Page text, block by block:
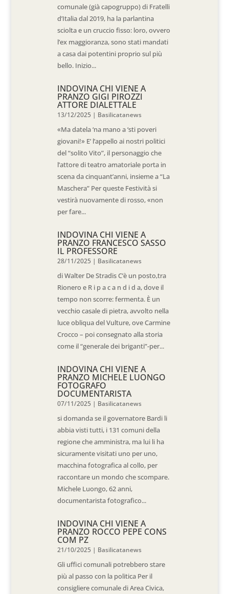
comunale (già capogruppo) di Fratelli
d’Italia dal 2019, ha la parlantina
sciolta e un cruccio fisso: loro, ovvero
l’ex maggioranza, sono stati mandati
a casa dai potentini proprio sul più
bello. Inizio...
INDOVINA CHI VIENE A
PRANZO GIGI PIROZZI
ATTORE DIALETTALE
13/12/2025 | Basilicatanews
«Ma datela ‘na mano a ‘sti poveri
giovani!» E’ l’appello ai nostri politici
del “solito Vito”, il personaggio che
l’attore di teatro amatoriale porta in
scena da cinquant’anni, insieme a “La
Maschera” Per queste Festività si
vestirà nuovamente di rosso, «non
per fare...
INDOVINA CHI VIENE A
PRANZO FRANCESCO SASSO
IL PROFESSORE
28/11/2025 | Basilicatanews
di Walter De Stradis C’è un posto,tra
Rionero e R i p a c a n d i d a, dove il
tempo non scorre: fermenta. È un
vecchio casale di pietra, avvolto nella
luce obliqua del Vulture, ove Carmine
Crocco – poi consegnato alla storia
come il “generale dei briganti”-per...
INDOVINA CHI VIENE A
PRANZO MICHELE LUONGO
FOTOGRAFO
DOCUMENTARISTA
07/11/2025 | Basilicatanews
si domanda se il governatore Bardi li
abbia visti tutti, i 131 comuni della
regione che amministra, ma lui li ha
sicuramente visitati uno per uno,
macchina fotografica al collo, per
raccontare un mondo che scompare.
Michele Luongo, 62 anni,
documentarista fotografico...
INDOVINA CHI VIENE A
PRANZO ROCCO PEPE CONS
COM PZ
21/10/2025 | Basilicatanews
Gli uffici comunali potrebbero stare
più al passo con la politica Per il
consigliere comunale di Area Civica,